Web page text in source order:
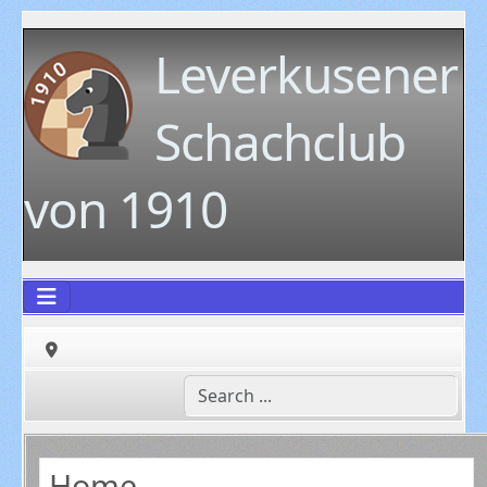
Leverkusener
Schachclub
von 1910